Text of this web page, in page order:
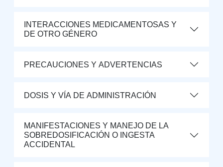
INTERACCIONES MEDICAMENTOSAS Y
DE OTRO GÉNERO
PRECAUCIONES Y ADVERTENCIAS
DOSIS Y VÍA DE ADMINISTRACIÓN
MANIFESTACIONES Y MANEJO DE LA
SOBREDOSIFICACIÓN O INGESTA
ACCIDENTAL